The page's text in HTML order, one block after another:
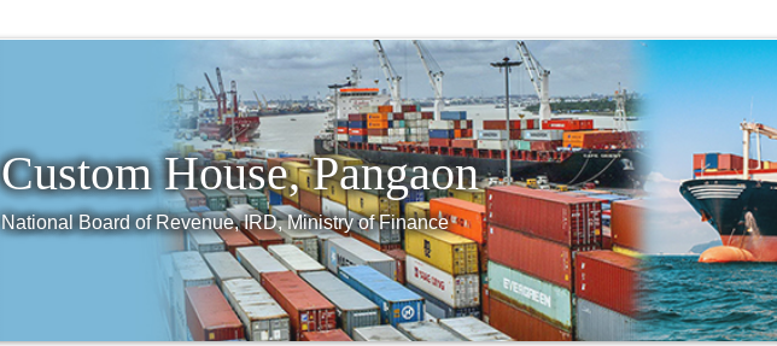
Custom House, Pangaon
National Board of Revenue, IRD, Ministry of Finance